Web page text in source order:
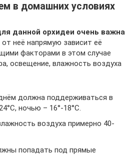
в домашних условиях
данной орхидеи очень важна
от неё напрямую зависит её
факторами в этом случае
освещение, влажность воздуха
должна поддерживаться в
ночью – 16°-18°С.
воздуха примерно 40-
попадать под прямые